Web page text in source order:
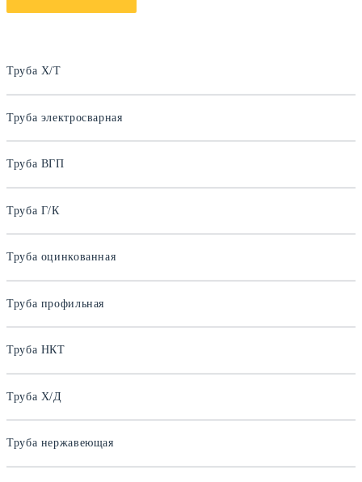
Труба Х/Т
Труба электросварная
Труба ВГП
Труба Г/К
Труба оцинкованная
Труба профильная
Труба НКТ
Труба Х/Д
Труба нержавеющая